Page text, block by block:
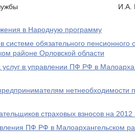
службы И.А.
в Народную программу
системе обязательного
районе Орловской области
в управлении ПФ РФ в
нетнеобходимости
страховых взносов на 2012
ПФ РФ в Малоархангельском